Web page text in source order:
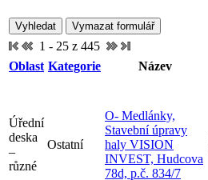
1 - 25 z 445
Oblast Kategorie Název
Úřední
deska
–
různé
Ostatní
O- Medlánky,
Stavební úpravy
haly VISION
INVEST, Hudcova
78d, p.č. 834/7